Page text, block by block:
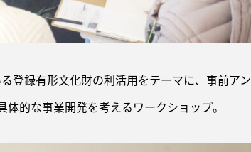
登録有形文化財の利活用をテーマに、事前アン
的な事業開発を考えるワークショップ。